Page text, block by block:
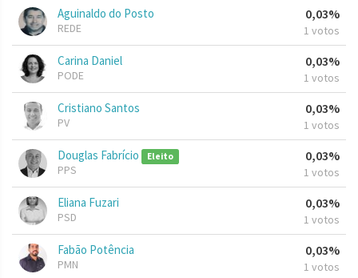
Aguinaldo do Posto
REDE
0,03%
1 votos
Carina Daniel
PODE
0,03%
1 votos
Cristiano Santos
PV
0,03%
1 votos
Douglas Fabrício Eleito
PPS
0,03%
1 votos
Eliana Fuzari
PSD
0,03%
1 votos
Fabão Potência
PMN
0,03%
1 votos